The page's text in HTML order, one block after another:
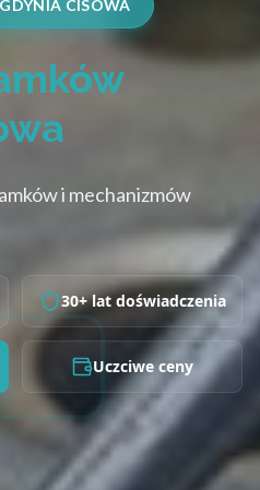
CISOWA
i mechanizmów
30+ lat doświadczenia
Uczciwe ceny